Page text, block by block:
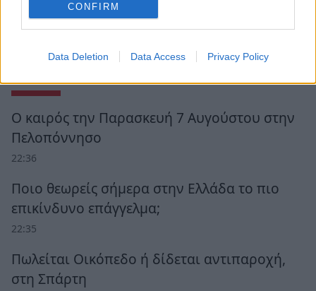
CONFIRM
Data Deletion Data Access Privacy Policy
Ο καιρός την Παρασκευή 7 Αυγούστου στην
Πελοπόννησο
22:36
Ποιο θεωρείς σήμερα στην Ελλάδα το πιο
επικίνδυνο επάγγελμα;
22:35
Πωλείται Οικόπεδο ή δίδεται αντιπαροχή,
στη Σπάρτη